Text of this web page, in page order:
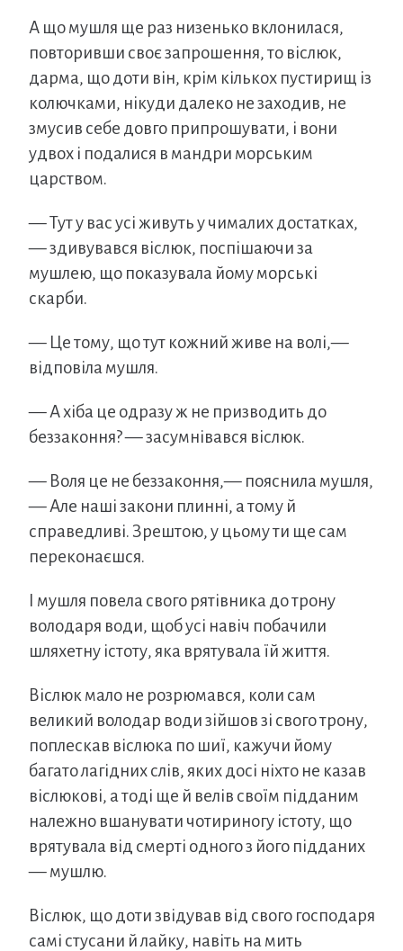
А що мушля ще раз низенько вклонилася,
повторивши своє запрошення, то віслюк,
дарма, що доти він, крім кількох пустирищ із
колючками, нікуди далеко не заходив, не
змусив себе довго припрошувати, і вони
удвох і подалися в мандри морським
царством.
— Тут у вас усі живуть у чималих достатках,
— здивувався віслюк, поспішаючи за
мушлею, що показувала йому морські
скарби.
— Це тому, що тут кожний живе на волі,—
відповіла мушля.
— А хіба це одразу ж не призводить до
беззаконня? — засумнівався віслюк.
— Воля це не беззаконня,— пояснила мушля,
— Але наші закони плинні, а тому й
справедливі. Зрештою, у цьому ти ще сам
переконаєшся.
І мушля повела свого рятівника до трону
володаря води, щоб усі навіч побачили
шляхетну істоту, яка врятувала їй життя.
Віслюк мало не розрюмався, коли сам
великий володар води зійшов зі свого трону,
поплескав віслюка по шиї, кажучи йому
багато лагідних слів, яких досі ніхто не казав
віслюкові, а тоді ще й велів своїм підданим
належно вшанувати чотириногу істоту, що
врятувала від смерті одного з його підданих
— мушлю.
Віслюк, що доти звідував від свого господаря
самі стусани й лайку, навіть на мить